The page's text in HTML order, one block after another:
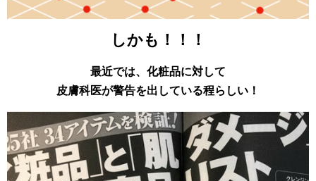
しかも！！！
最近では、化粧品に対して
皮膚科医が警告を出している程らしい！